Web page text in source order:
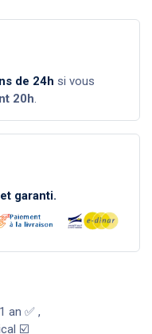
de 24h si vous
20h.
garanti.
an ✅,
☑️